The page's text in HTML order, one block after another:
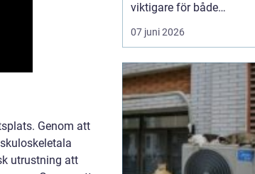
Genom att
utrustning att
viktigare för både
villaägare och
fastighetsägare i
växlande regn, snö, is
och starka vindar ställer
höga krav på takets
konstruktion, materialval
och utförande. Ett
genomtänkt ta...
07 juni 2026